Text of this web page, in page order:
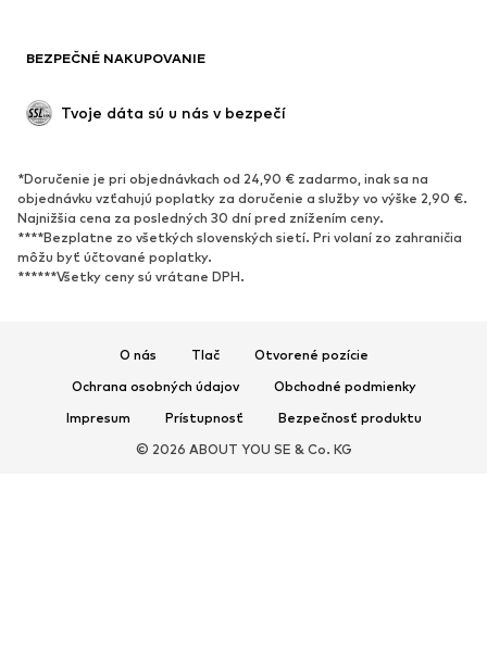
Upcyklácia
Nové
Obľúbené
Tenisky
Členkové čižmy
Topánky na vysokom podpätku
Sandále
Papuče
Exkluzívne
BEZPEČNÉ NAKUPOVANIE
Tvoje dáta sú u nás v bezpečí
*Doručenie je pri objednávkach od 24,90 € zadarmo, inak sa na
objednávku vzťahujú poplatky za doručenie a služby vo výške 2,90 €.
Najnižšia cena za posledných 30 dní pred znížením ceny.
****Bezplatne zo všetkých slovenských sietí. Pri volaní zo zahraničia
môžu byť účtované poplatky.
******Všetky ceny sú vrátane DPH.
O nás Tlač
Otvorené pozície
Ochrana osobných údajov
Obchodné podmienky
Impresum
Prístupnosť
Bezpečnosť produktu
© 2026 ABOUT YOU SE & Co. KG